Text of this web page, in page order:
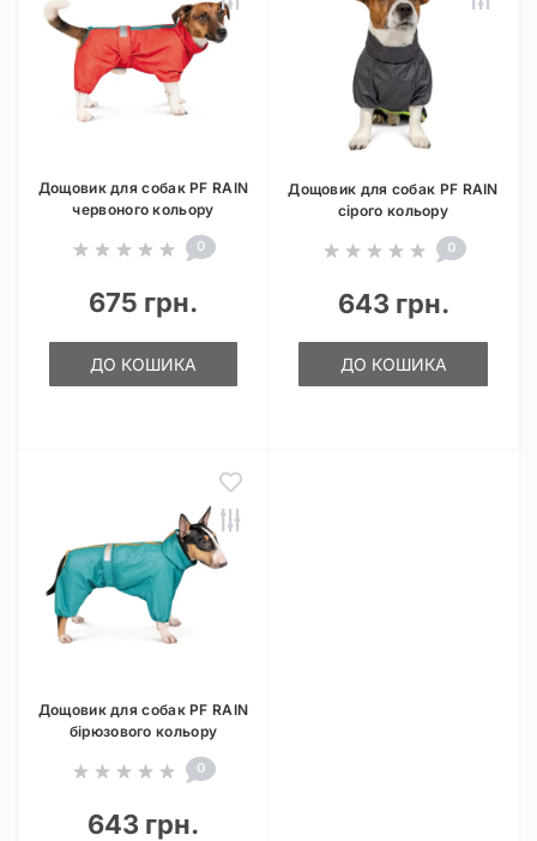
Дощовик для собак PF RAIN
червоного кольору
0
675 грн.
ДО КОШИКА
Дощовик для собак PF RAIN
сірого кольору
0
643 грн.
ДО КОШИКА
Дощовик для собак PF RAIN
бірюзового кольору
0
643 грн.